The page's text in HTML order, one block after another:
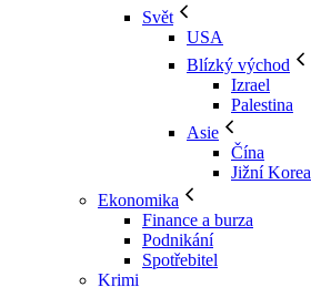
Svět
USA
Blízký východ
Izrael
Palestina
Asie
Čína
Jižní Korea
Ekonomika
Finance a burza
Podnikání
Spotřebitel
Krimi